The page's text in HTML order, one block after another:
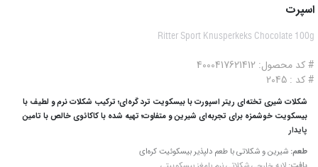
اسپرت
Ritter Sport Knusperkeks Chocolate 100g
# کد محصول: 4000417621412
# کد : 2045
شکلات شیری تخته‌ای ریتر اسپورت با بیسکویت ترد کَره‌ای؛ ترکیب شکلات نرم و لطیف با
بیسکویت خوشمزه برای تجربه‌ای شیرین و متفاوت؛ تهیه شده با کاکائوی خالص با تامین
پایدار
طعم: شیرین و شکلاتی با طعم دلپذیر بیسکوئیت کره‌ای